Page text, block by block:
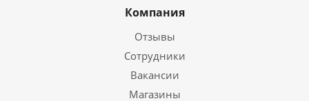
Компания
Отзывы
Сотрудники
Вакансии
Магазины